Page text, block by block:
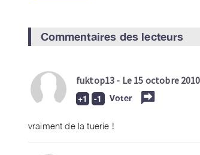
Commentaires des lecteurs
fuktop13 - Le 15 octobre
Voter
vraiment de la tuerie !